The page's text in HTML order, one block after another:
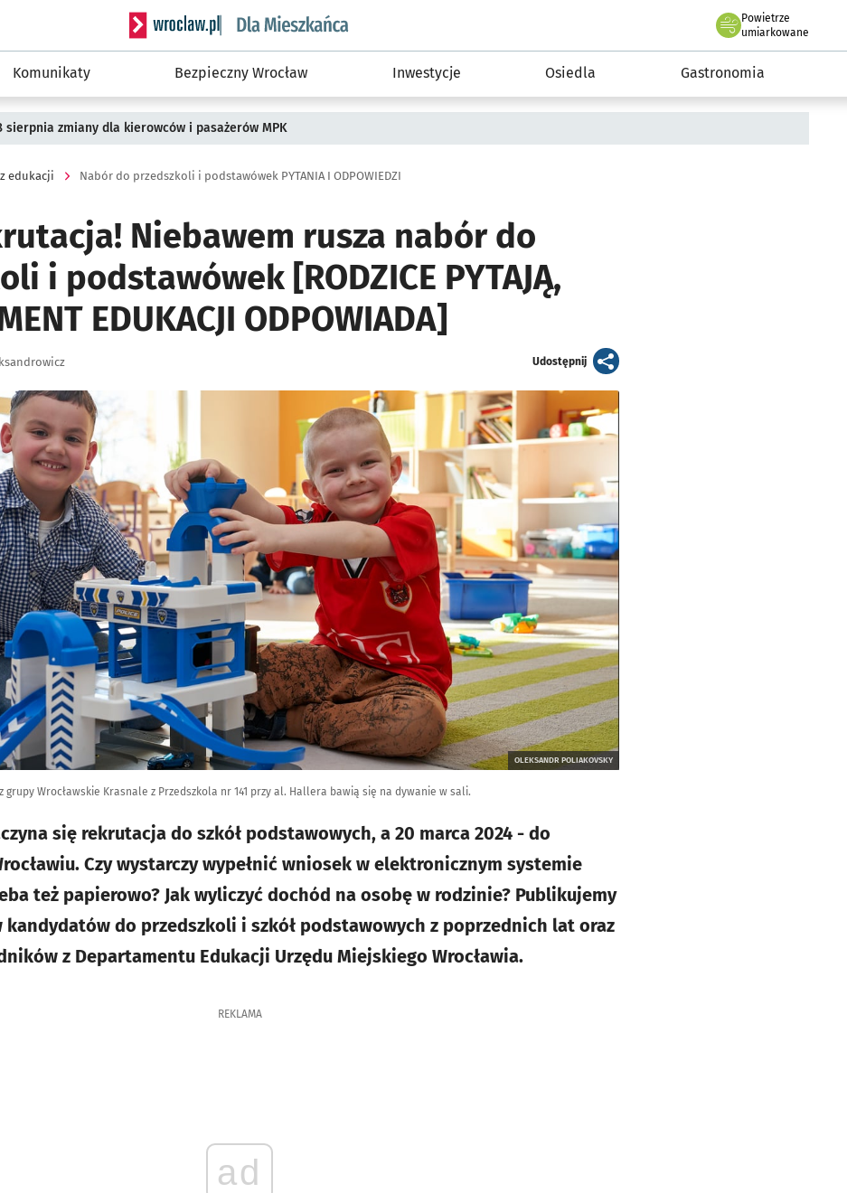
Serwis informacyjny wroclaw.pl podserwis: Dla mieszkańca
Powietrze
we Wrocławiu
umiarkowane
Komunikaty Bezpieczny Wrocław Inwestycje Osiedla Gastronomia
zmiany dla kierowców i pasażerów MPK
edukacji Nabór do przedszkoli i podstawówek PYTANIA I ODPOWIEDZI
Niebawem rusza nabór do
i podstawówek [RODZICE PYTAJĄ,
EDUKACJI ODPOWIADA]
Udostępnijartykuł
OLEKSANDR POLIAKOVSKY
grupy Wrocławskie Krasnale z Przedszkola nr 141 przy al. Hallera bawią się na dywanie w sali.
się rekrutacja do szkół podstawowych, a 20 marca 2024 - do
Czy wystarczy wypełnić wniosek w elektronicznym systemie
też papierowo? Jak wyliczyć dochód na osobę w rodzinie? Publikujemy
do przedszkoli i szkół podstawowych z poprzednich lat oraz
z Departamentu Edukacji Urzędu Miejskiego Wrocławia.
REKLAMA
ad